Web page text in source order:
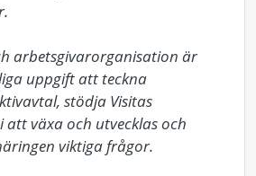
arbetsgivarorganisation är
uppgift att teckna
stödja Visitas
att växa och utvecklas och
viktiga frågor.